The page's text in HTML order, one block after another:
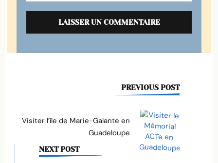
Post
Navigation
PREVIOUS POST
Visiter l’île de Marie-Galante en
Guadeloupe
NEXT POST